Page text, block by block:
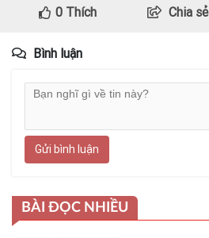
0Thích Chia sẻ
Bình luận
Gửi bình luận
BÀI ĐỌC NHIỀU